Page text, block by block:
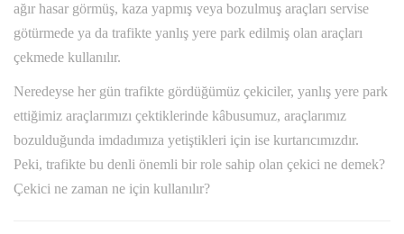
ağır hasar görmüş, kaza yapmış veya bozulmuş araçları servise
götürmede ya da trafikte yanlış yere park edilmiş olan araçları
çekmede kullanılır.
Neredeyse her gün trafikte gördüğümüz çekiciler, yanlış yere park
ettiğimiz araçlarımızı çektiklerinde kâbusumuz, araçlarımız
bozulduğunda imdadımıza yetiştikleri için ise kurtarıcımızdır.
Peki, trafikte bu denli önemli bir role sahip olan çekici ne demek?
Çekici ne zaman ne için kullanılır?